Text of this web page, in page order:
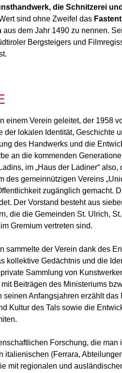
die Schnitzerei
sind ohne Zweifel das
aus dem Jahr 1490 zu nennen.
Bergsteigers und
einem Verein geleitet, der 1958
der lokalen Identität, Geschichte
des Handwerks und die
an die kommenden
im „Haus der Ladiner“
des gemeinnützigen Vereins
zugänglich gemacht.
Der Vorstand besteht aus
die die Gemeinden St. Ulrich,
Gremium vertreten sind.
sammelte der Verein dank des
kollektive Gedächtnis und die
Sammlung von
Beiträgen des Ministeriums
seinen Anfangsjahren erzählt
Kultur des Tals sowie die
Forschung, die
italienischen (Ferrara,
mit regionalen und